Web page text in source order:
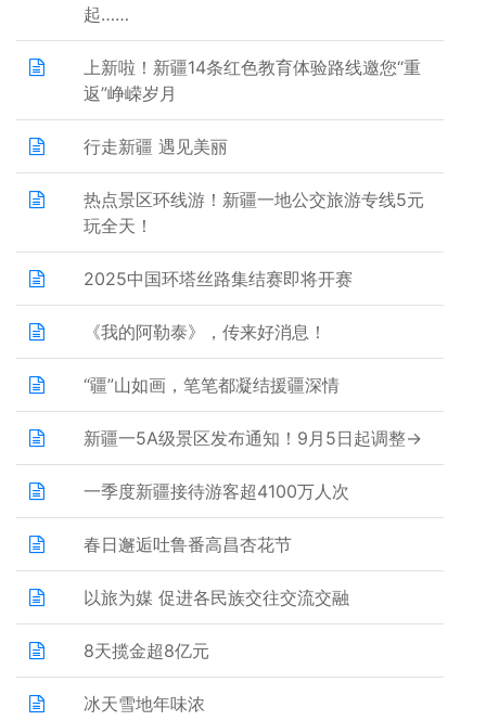
起……
上新啦！新疆14条红色教育体验路线邀您“重
返”峥嵘岁月
行走新疆 遇见美丽
热点景区环线游！新疆一地公交旅游专线5元
玩全天！
2025中国环塔丝路集结赛即将开赛
《我的阿勒泰》，传来好消息！
“疆”山如画，笔笔都凝结援疆深情
新疆一5A级景区发布通知！9月5日起调整→
一季度新疆接待游客超4100万人次
春日邂逅吐鲁番高昌杏花节
以旅为媒 促进各民族交往交流交融
8天揽金超8亿元
冰天雪地年味浓